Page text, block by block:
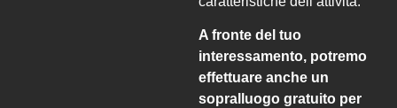
A fronte del tuo
interessamento, potremo
effettuare anche un
sopralluogo gratuito per